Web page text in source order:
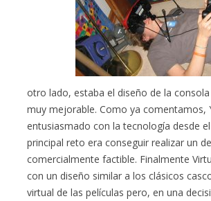
otro lado, estaba el diseño de la
muy mejorable. Como ya comentamos,
entusiasmado con la tecnología desde
principal reto era conseguir realizar un
comercialmente factible. Finalmente
con un diseño similar a los clásicos
virtual de las películas pero, en una